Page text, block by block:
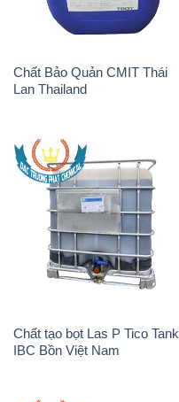
Chất Bảo Quản CMIT Thái
Lan Thailand
Chất tạo bọt Las P Tico Tank
IBC Bồn Việt Nam